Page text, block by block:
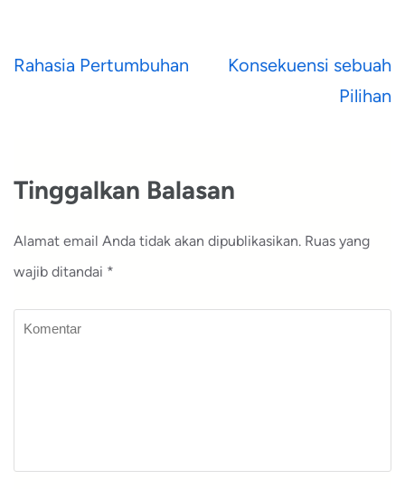
Navigasi
Rahasia Pertumbuhan
Konsekuensi sebuah
Pilihan
Tinggalkan Balasan
Alamat email Anda tidak akan dipublikasikan. Ruas yang
wajib ditandai *
Komentar